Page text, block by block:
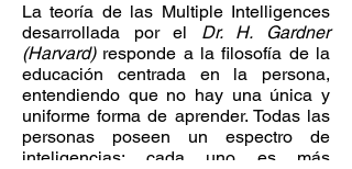
La teoría de las Multiple Intelligences
desarrollada por el Dr. H. Gardner
(Harvard) responde a la filosofía de la
educación centrada en la persona,
entendiendo que no hay una única y
uniforme forma de aprender. Todas las
personas poseen un espectro de
inteligencias; cada uno es más